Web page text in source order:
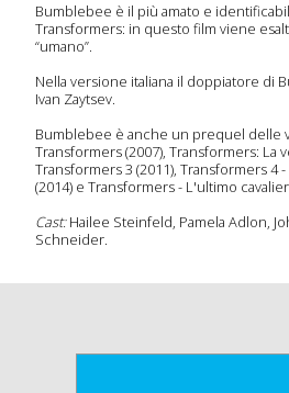
Bumblebee è il più amato e
Transformers: in questo film viene
“umano”.
Nella versione italiana il doppiatore di
Ivan Zaytsev.
Bumblebee è anche un prequel delle
Transformers (2007), Transformers: La
Transformers 3 (2011), Transformers 4
(2014) e Transformers - L'ultimo
Cast:Hailee Steinfeld, Pamela Adlon,
Schneider.